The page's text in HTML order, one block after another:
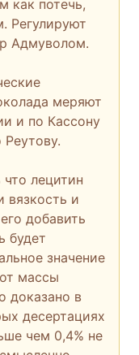
как потечь,
Регулируют
Адмуволом.
меряют
и по Кассону
лецитин
вязкость и
добавить
будет
значение
массы
доказано в
десертациях
чем 0,4% не